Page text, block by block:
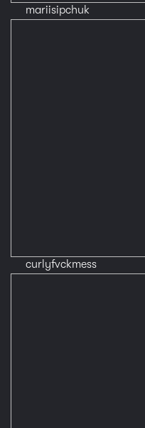
mariisipchuk
curlyfvckmess